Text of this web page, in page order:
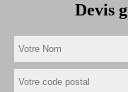
Devis